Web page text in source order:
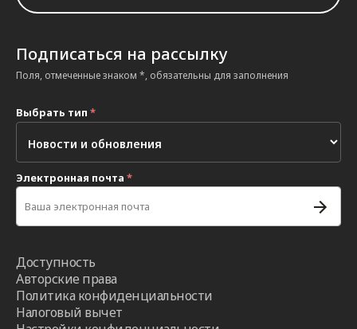
Подписаться на рассылку
Поля, отмеченные знаком *, обязательны для заполнения
Выбрать тип *
Электронная почта *
Доступность
Авторские права
Политика конфиденциальности
Налоговый вычет